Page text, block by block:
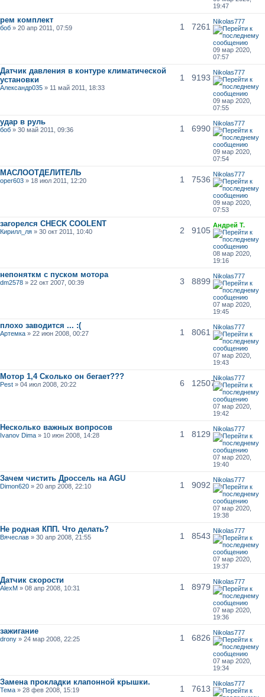
19:47
рем комплект
боб » 20 апр 2011, 07:59 1 7261
Nikolas777
09 мар 2020,
07:57
Датчик давления в контуре климатической
установки
Александр035 » 11 май 2011, 18:33
1 9193
Nikolas777
09 мар 2020,
07:55
удар в руль
боб » 30 май 2011, 09:36 1 6990
Nikolas777
09 мар 2020,
07:54
МАСЛООТДЕЛИТЕЛЬ
oper603 » 18 июл 2011, 12:20 1 7536
Nikolas777
09 мар 2020,
07:53
загорелся CHECK COOLENT
Кирилл_ля » 30 окт 2011, 10:40 2 9105
Андрей Т.
08 мар 2020,
19:16
непоняткм с пуском мотора
dm2578 » 22 окт 2007, 00:39 3 8899
Nikolas777
07 мар 2020,
19:45
плохо заводится ... :(
Артемка » 22 июн 2008, 00:27 1 8061
Nikolas777
07 мар 2020,
19:43
Мотор 1,4 Сколько он бегает???
Pest » 04 июл 2008, 20:22 6 12507
Nikolas777
07 мар 2020,
19:42
Несколько важных вопросов
Ivanov Dima » 10 июн 2008, 14:28 1 8129
Nikolas777
07 мар 2020,
19:40
Зачем чистить Дроссель на AGU
Dimon620 » 20 апр 2008, 22:10 1 9092
Nikolas777
07 мар 2020,
19:38
Не родная КПП. Что делать?
Вячеслав » 30 апр 2008, 21:55 1 8543
Nikolas777
07 мар 2020,
19:37
Датчик скорости
AlexM » 08 апр 2008, 10:31 1 8979
Nikolas777
07 мар 2020,
19:36
зажигание
drony » 24 мар 2008, 22:25 1 6826
Nikolas777
07 мар 2020,
19:34
Замена прокладки клапонной крышки.
Тема » 28 фев 2008, 15:19 1 7613
Nikolas777